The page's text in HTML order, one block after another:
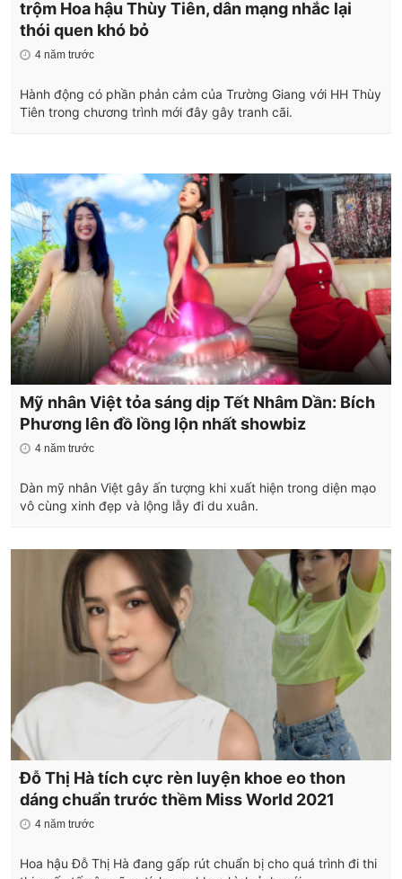
trộm Hoa hậu Thùy Tiên, dân mạng nhắc lại
thói quen khó bỏ
4 năm trước
Hành động có phần phản cảm của Trường Giang với HH Thùy
Tiên trong chương trình mới đây gây tranh cãi.
Mỹ nhân Việt tỏa sáng dịp Tết Nhâm Dần: Bích
Phương lên đồ lồng lộn nhất showbiz
4 năm trước
Dàn mỹ nhân Việt gây ấn tượng khi xuất hiện trong diện mạo
vô cùng xinh đẹp và lộng lẫy đi du xuân.
Đỗ Thị Hà tích cực rèn luyện khoe eo thon
dáng chuẩn trước thềm Miss World 2021
4 năm trước
Hoa hậu Đỗ Thị Hà đang gấp rút chuẩn bị cho quá trình đi thi